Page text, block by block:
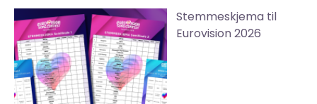
Stemmeskjema til
Eurovision 2026